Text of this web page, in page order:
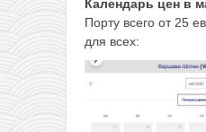
Календарь цен в
Порту всего от 25
для всех: